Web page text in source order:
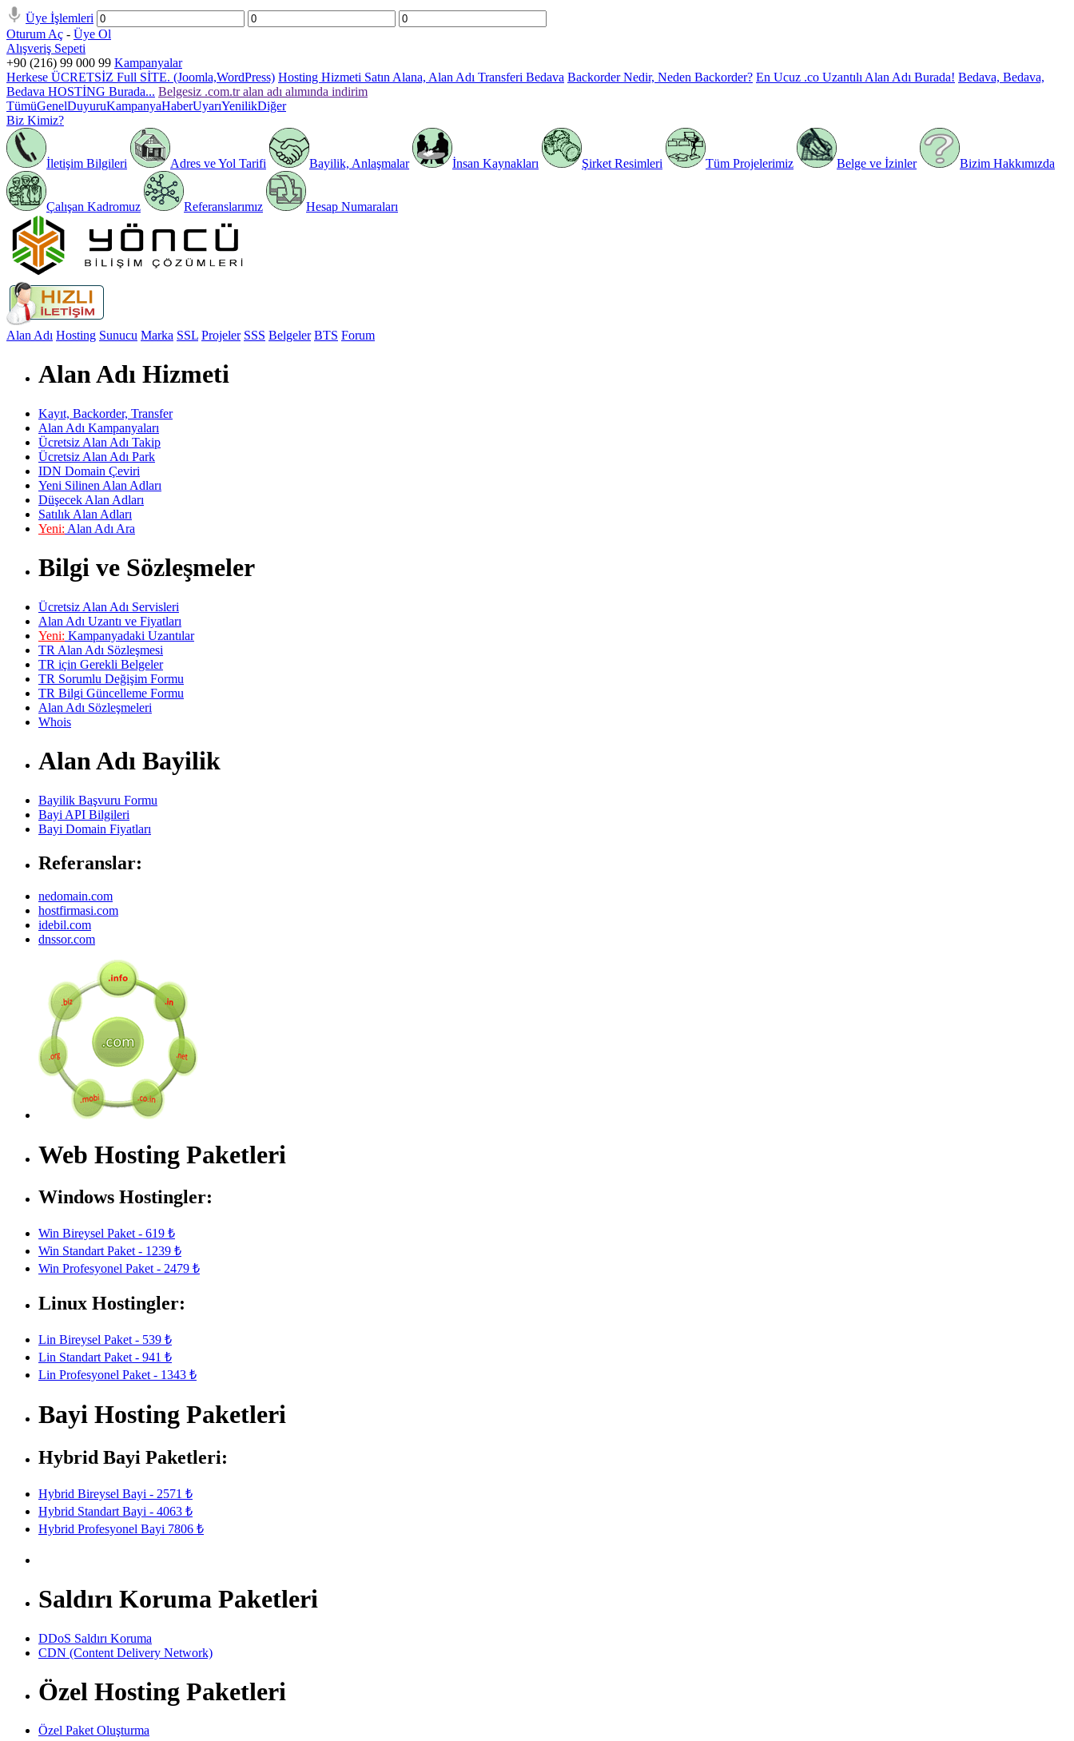
Üye İşlemleri
Oturum Aç - Üye Ol
Alışveriş Sepeti
+90 (216) 99 000 99 Kampanyalar
Herkese ÜCRETSİZ Full SİTE. (Joomla,WordPress) Hosting Hizmeti Satın Alana, Alan Adı Transferi Bedava Backorder Nedir, Neden Backorder? En Ucuz .co Uzantılı Alan Adı Burada! Bedava, Bedava,
Bedava HOSTİNG Burada... Belgesiz .com.tr alan adı alımında indirim
TümüGenelDuyuruKampanyaHaberUyarıYenilikDiğer
Biz Kimiz?
İletişim Bilgileri Adres ve Yol Tarifi Bayilik, Anlaşmalar İnsan Kaynakları Şirket Resimleri Tüm Projelerimiz Belge ve İzinler Bizim Hakkımızda
Çalışan Kadromuz Referanslarımız Hesap Numaraları
Alan Adı Hosting Sunucu Marka SSL Projeler SSS Belgeler BTS Forum
Alan Adı Hizmeti
Kayıt, Backorder, Transfer
Alan Adı Kampanyaları
Ücretsiz Alan Adı Takip
Ücretsiz Alan Adı Park
IDN Domain Çeviri
Yeni Silinen Alan Adları
Düşecek Alan Adları
Satılık Alan Adları
Yeni: Alan Adı Ara
Bilgi ve Sözleşmeler
Ücretsiz Alan Adı Servisleri
Alan Adı Uzantı ve Fiyatları
Yeni: Kampanyadaki Uzantılar
TR Alan Adı Sözleşmesi
TR için Gerekli Belgeler
TR Sorumlu Değişim Formu
TR Bilgi Güncelleme Formu
Alan Adı Sözleşmeleri
Whois
Alan Adı Bayilik
Bayilik Başvuru Formu
Bayi API Bilgileri
Bayi Domain Fiyatları
Referanslar:
nedomain.com
hostfirmasi.com
idebil.com
dnssor.com
Web Hosting Paketleri
Windows Hostingler:
Win Bireysel Paket - 619 ₺
Win Standart Paket - 1239 ₺
Win Profesyonel Paket - 2479 ₺
Linux Hostingler:
Lin Bireysel Paket - 539 ₺
Lin Standart Paket - 941 ₺
Lin Profesyonel Paket - 1343 ₺
Bayi Hosting Paketleri
Hybrid Bayi Paketleri:
Hybrid Bireysel Bayi - 2571 ₺
Hybrid Standart Bayi - 4063 ₺
Hybrid Profesyonel Bayi 7806 ₺
Saldırı Koruma Paketleri
DDoS Saldırı Koruma
CDN (Content Delivery Network)
Özel Hosting Paketleri
Özel Paket Oluşturma